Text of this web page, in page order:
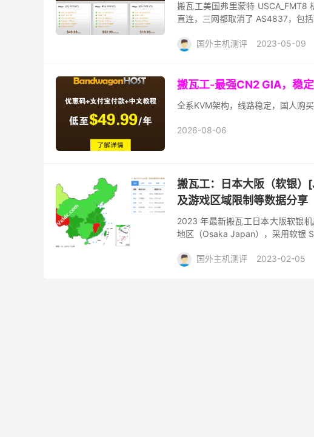
搬瓦工美国弗里蒙特 USCA_FMT8
直连，三网都取消了 AS4837，包
国外主机测评
2023-05-09
搬瓦工-最强CN2 GIA，稳
全系KVM架构，线路稳定，国人购
2026-08-06
搬瓦工：日本大阪（软银）
及游戏区域限制等数据分享
2023 年最新搬瓦工日本大阪软银
地区（Osaka Japan），采用软银
国外主机测评
2023-02-05